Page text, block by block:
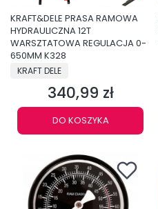
KRAFT&DELE PRASA RAMOWA
HYDRAULICZNA 12T
WARSZTATOWA REGULACJA 0-
650MM K328
PRODUCENT
KRAFT DELE
Cena
340,99 zł
DO KOSZYKA